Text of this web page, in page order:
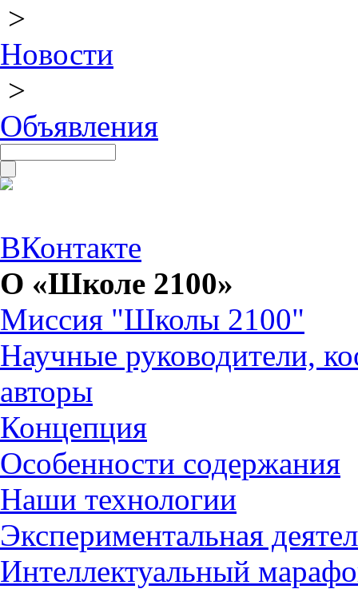
>
Новости
>
Объявления
ВКонтакте
О «Школе 2100»
Миссия "Школы 2100"
Научные руководители,
авторы
Концепция
Особенности содержания
Наши технологии
Экспериментальная
Интеллектуальный